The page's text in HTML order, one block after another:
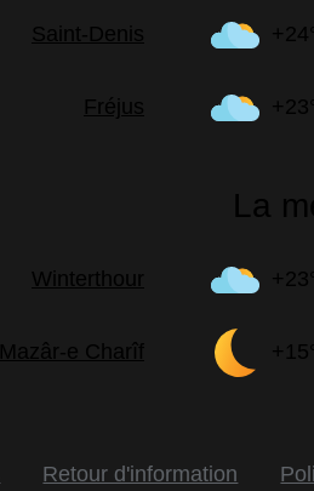
Saint-Denis
Fréjus
La
Winterthour
Mazâr-e Charîf
Retour d'information